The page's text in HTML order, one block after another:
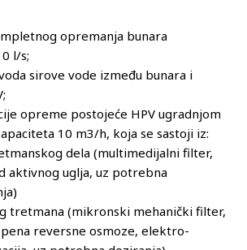
opremanja bunara
l/s;
sirove vode između bunara i
opreme postojeće HPV ugradnjom
10 m3/h, koja se sastoji iz:
dela (multimedijalni filter,
aktivnog uglja, uz potrebna
tretmana (mikronski mehanički filter,
reversne osmoze, elektro-